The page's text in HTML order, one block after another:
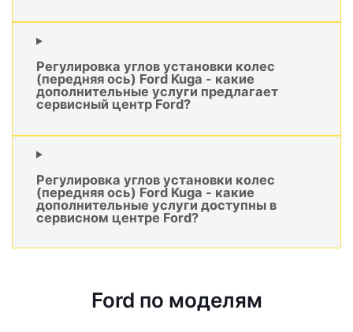
Регулировка углов установки колес
(передняя ось) Ford Kuga - какие
дополнительные услуги предлагает
сервисный центр Ford?
Регулировка углов установки колес
(передняя ось) Ford Kuga - какие
дополнительные услуги доступны в
сервисном центре Ford?
Ford по моделям